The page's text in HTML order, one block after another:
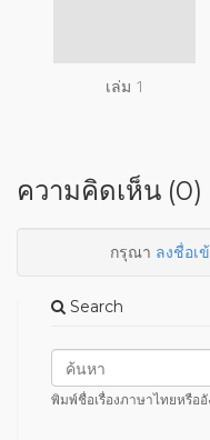
เล่ม 1
ความคิดเห็น (0)
กรุณา ลงชื่อเ
Search
พิมพ์ชื่อเรื่องภาษาไทยหรือ